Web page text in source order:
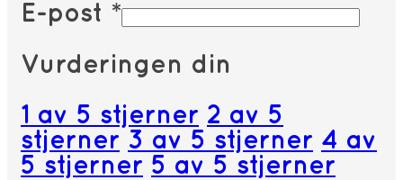
E-post *
Vurderingen din
1 av 5 stjerner 2 av 5
stjerner 3 av 5 stjerner 4 av
5 stjerner 5 av 5 stjerner